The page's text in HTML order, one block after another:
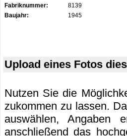
Fabriknummer:
8139
Baujahr:
1945
Upload eines Fotos
Nutzen Sie die
zukommen zu lassen.
auswählen, Angaben
anschließend das